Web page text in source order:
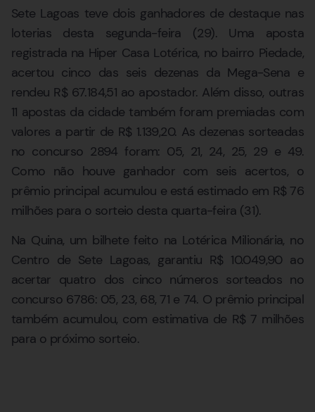
Sete Lagoas teve dois ganhadores de destaque nas
loterias desta segunda-feira (29). Uma aposta
registrada na Hiper Casa Lotérica, no bairro Piedade,
acertou cinco das seis dezenas da Mega-Sena e
rendeu R$ 67.184,51 ao apostador. Além disso, outras
11 apostas da cidade também foram premiadas com
valores a partir de R$ 1.139,20. As dezenas sorteadas
no concurso 2894 foram: 05, 21, 24, 25, 29 e 49.
Como não houve ganhador com seis acertos, o
prêmio principal acumulou e está estimado em R$ 76
milhões para o sorteio desta quarta-feira (31).
Na Quina, um bilhete feito na Lotérica Milionária, no
Centro de Sete Lagoas, garantiu R$ 10.049,90 ao
acertar quatro dos cinco números sorteados no
concurso 6786: 05, 23, 68, 71 e 74. O prêmio principal
também acumulou, com estimativa de R$ 7 milhões
para o próximo sorteio.